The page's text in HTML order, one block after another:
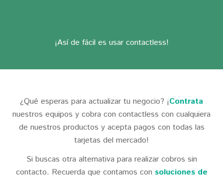
¡Así de fácil es usar contactless!
¿Qué esperas para actualizar tu negocio? ¡Contrata
nuestros equipos y cobra con contactless con cualquiera
de nuestros productos y acepta pagos con todas las
tarjetas del mercado!
Si buscas otra alternativa para realizar cobros sin
contacto. Recuerda que contamos con soluciones de